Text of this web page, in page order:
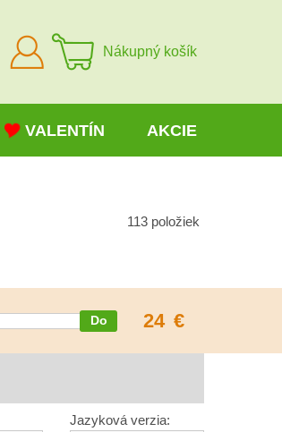
Prihlásiť
sa
Nákupný košík
VALENTÍN AKCIE
113 položiek
24 €
Jazyková verzia: